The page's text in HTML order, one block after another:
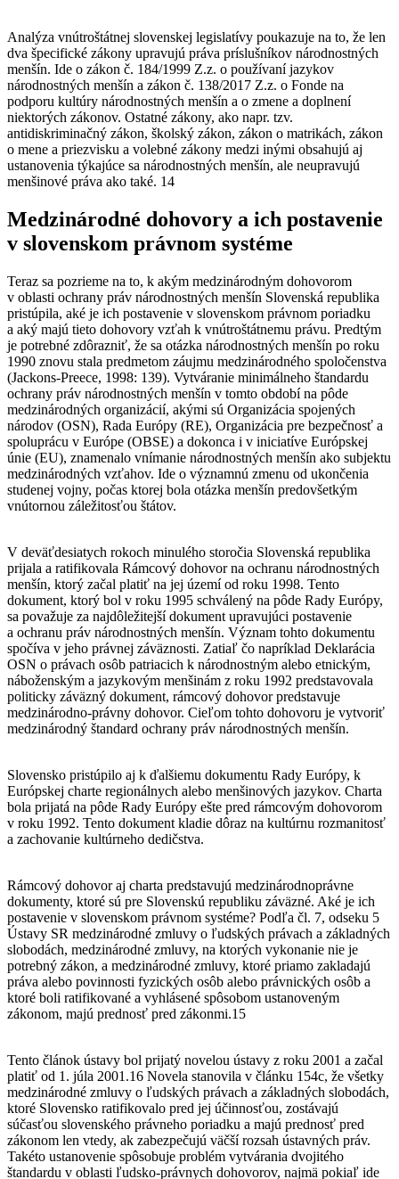
Analýza vnútroštátnej slovenskej legislatívy poukazuje na to, že len
dva špecifické zákony upravujú práva príslušníkov národnostných
menšín. Ide o zákon č. 184/1999 Z.z. o používaní jazykov
národnostných menšín a zákon č. 138/2017 Z.z. o Fonde na
podporu kultúry národnostných menšín a o zmene a doplnení
niektorých zákonov. Ostatné zákony, ako napr. tzv.
antidiskriminačný zákon, školský zákon, zákon o matrikách, zákon
o mene a priezvisku a volebné zákony medzi inými obsahujú aj
ustanovenia týkajúce sa národnostných menšín, ale neupravujú
menšinové práva ako také. 14
Medzinárodné dohovory a ich postavenie
v slovenskom právnom systéme
Teraz sa pozrieme na to, k akým medzinárodným dohovorom
v oblasti ochrany práv národnostných menšín Slovenská republika
pristúpila, aké je ich postavenie v slovenskom právnom poriadku
a aký majú tieto dohovory vzťah k vnútroštátnemu právu. Predtým
je potrebné zdôrazniť, že sa otázka národnostných menšín po roku
1990 znovu stala predmetom záujmu medzinárodného spoločenstva
(Jackons-Preece, 1998: 139). Vytváranie minimálneho štandardu
ochrany práv národnostných menšín v tomto období na pôde
medzinárodných organizácií, akými sú Organizácia spojených
národov (OSN), Rada Európy (RE), Organizácia pre bezpečnosť a
spoluprácu v Európe (OBSE) a dokonca i v iniciatíve Európskej
únie (EU), znamenalo vnímanie národnostných menšín ako subjektu
medzinárodných vzťahov. Ide o významnú zmenu od ukončenia
studenej vojny, počas ktorej bola otázka menšín predovšetkým
vnútornou záležitosťou štátov.
V deväťdesiatych rokoch minulého storočia Slovenská republika
prijala a ratifikovala Rámcový dohovor na ochranu národnostných
menšín, ktorý začal platiť na jej území od roku 1998. Tento
dokument, ktorý bol v roku 1995 schválený na pôde Rady Európy,
sa považuje za najdôležitejší dokument upravujúci postavenie
a ochranu práv národnostných menšín. Význam tohto dokumentu
spočíva v jeho právnej záväznosti. Zatiaľ čo napríklad Deklarácia
OSN o právach osôb patriacich k národnostným alebo etnickým,
náboženským a jazykovým menšinám z roku 1992 predstavovala
politicky záväzný dokument, rámcový dohovor predstavuje
medzinárodno-právny dohovor. Cieľom tohto dohovoru je vytvoriť
medzinárodný štandard ochrany práv národnostných menšín.
Slovensko pristúpilo aj k ďalšiemu dokumentu Rady Európy, k
Európskej charte regionálnych alebo menšinových jazykov. Charta
bola prijatá na pôde Rady Európy ešte pred rámcovým dohovorom
v roku 1992. Tento dokument kladie dôraz na kultúrnu rozmanitosť
a zachovanie kultúrneho dedičstva.
Rámcový dohovor aj charta predstavujú medzinárodnoprávne
dokumenty, ktoré sú pre Slovenskú republiku záväzné. Aké je ich
postavenie v slovenskom právnom systéme? Podľa čl. 7, odseku 5
Ústavy SR medzinárodné zmluvy o ľudských právach a základných
slobodách, medzinárodné zmluvy, na ktorých vykonanie nie je
potrebný zákon, a medzinárodné zmluvy, ktoré priamo zakladajú
práva alebo povinnosti fyzických osôb alebo právnických osôb a
ktoré boli ratifikované a vyhlásené spôsobom ustanoveným
zákonom, majú prednosť pred zákonmi.15
Tento článok ústavy bol prijatý novelou ústavy z roku 2001 a začal
platiť od 1. júla 2001.16 Novela stanovila v článku 154c, že všetky
medzinárodné zmluvy o ľudských právach a základných slobodách,
ktoré Slovensko ratifikovalo pred jej účinnosťou, zostávajú
súčasťou slovenského právneho poriadku a majú prednosť pred
zákonom len vtedy, ak zabezpečujú väčší rozsah ústavných práv.
Takéto ustanovenie spôsobuje problém vytvárania dvojitého
štandardu v oblasti ľudsko-právnych dohovorov, najmä pokiaľ ide